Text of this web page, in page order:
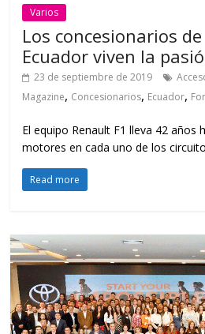
Read more
Industria
Décima Convención
Concesionarios